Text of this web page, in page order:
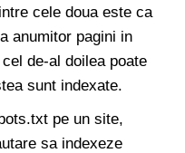
cele doua este ca
anumitor pagini in
de-al doilea poate
sunt indexate.
pe un site,
sa indexeze